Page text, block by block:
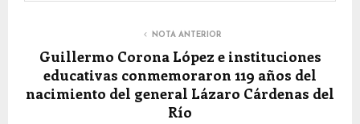
NOTA ANTERIOR
Guillermo Corona López e instituciones
educativas conmemoraron 119 años del
nacimiento del general Lázaro Cárdenas del
Río